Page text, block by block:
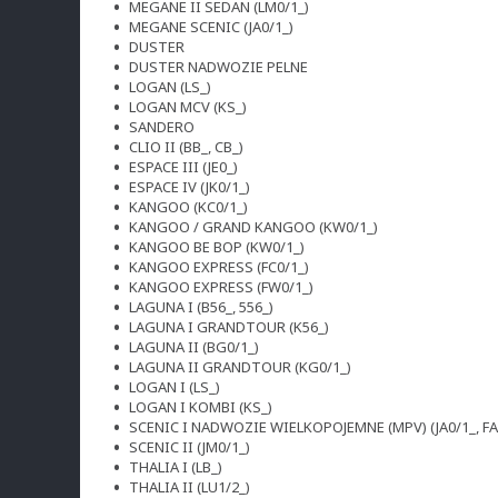
MEGANE II SEDAN (LM0/1_)
MEGANE SCENIC (JA0/1_)
DUSTER
DUSTER NADWOZIE PELNE
LOGAN (LS_)
LOGAN MCV (KS_)
SANDERO
CLIO II (BB_, CB_)
ESPACE III (JE0_)
ESPACE IV (JK0/1_)
KANGOO (KC0/1_)
KANGOO / GRAND KANGOO (KW0/1_)
KANGOO BE BOP (KW0/1_)
KANGOO EXPRESS (FC0/1_)
KANGOO EXPRESS (FW0/1_)
LAGUNA I (B56_, 556_)
LAGUNA I GRANDTOUR (K56_)
LAGUNA II (BG0/1_)
LAGUNA II GRANDTOUR (KG0/1_)
LOGAN I (LS_)
LOGAN I KOMBI (KS_)
SCENIC I NADWOZIE WIELKOPOJEMNE (MPV) (JA0/1_,
SCENIC II (JM0/1_)
THALIA I (LB_)
THALIA II (LU1/2_)